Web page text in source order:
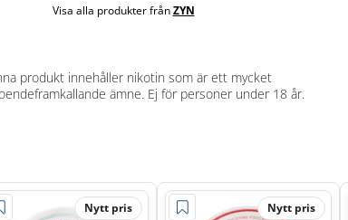
Visa alla produkter frånZYN
produkt innehåller nikotin som är ett mycket
ämne. Ej för personer under 18 år.
Nytt pris Nytt pris